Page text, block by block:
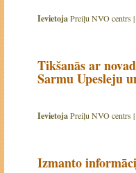
IevietojaPreiļu NVO centrs |
Tikšanās ar
Sarmu Upesleju
IevietojaPreiļu NVO centrs |
Izmanto